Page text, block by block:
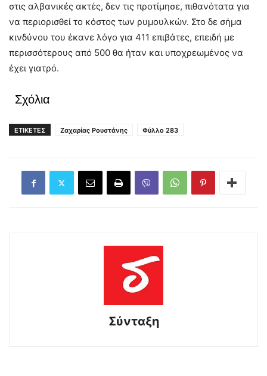
στις αλβανικές ακτές, δεν τις προτίμησε, πιθανότατα για
να περιορισθεί το κόστος των ρυμουλκών. Στο δε σήμα
κινδύνου του έκανε λόγο για 411 επιβάτες, επειδή με
περισσότερους από 500 θα ήταν και υποχρεωμένος να
έχει γιατρό.
Σχόλια
ΕΤΙΚΕΤΕΣ Ζαχαρίας Ρουστάνης Φύλλο 283
Σύνταξη